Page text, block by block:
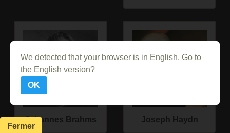
Johannes Brahms Joseph Haydn
We detected that your browser is in English. Go to
the English version?
OK
Fermer